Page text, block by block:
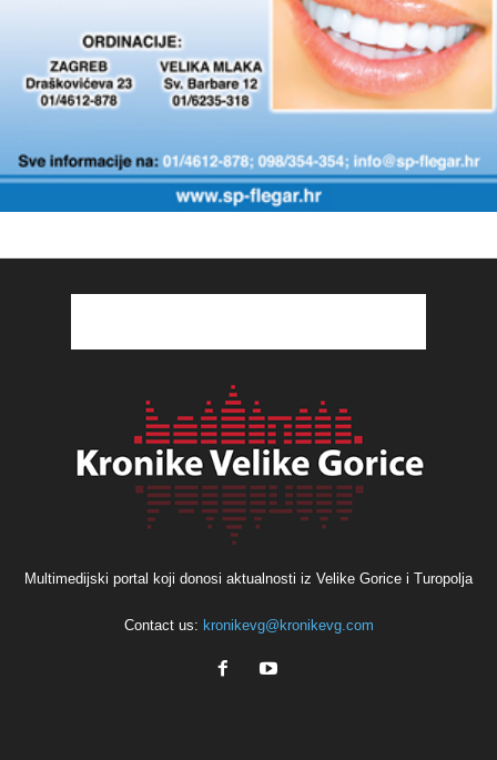
Multimedijski portal koji donosi aktualnosti iz Velike Gorice i Turopolja
Contact us: kronikevg@kronikevg.com